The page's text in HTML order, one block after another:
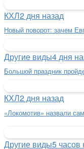
КХЛ2 дня назад
Новый поворот: зачем
Другие виды4 дня
Большой праздник
КХЛ2 дня назад
«Локомотив» назвали
Другие виды5 часов